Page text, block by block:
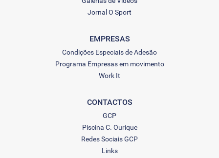
Jornal O Sport
EMPRESAS
Condições Especiais de Adesão
Programa Empresas em movimento
Work It
CONTACTOS
GCP
Piscina C. Ourique
Redes Sociais GCP
Links